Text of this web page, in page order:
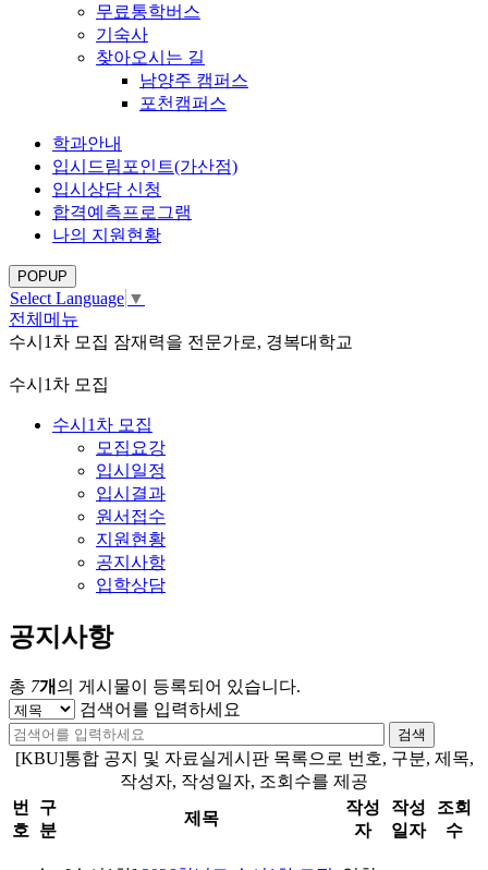
무료통학버스
기숙사
찾아오시는 길
남양주 캠퍼스
포천캠퍼스
학과안내
입시드림포인트(가산점)
입시상담 신청
합격예측프로그램
나의 지원현황
POPUP
Select Language ▼
전체메뉴
수시1차 모집 잠재력을 전문가로, 경복대학교
수시1차 모집
수시1차 모집
모집요강
입시일정
입시결과
원서접수
지원현황
공지사항
입학상담
공지사항
총 7개 의 게시물이 등록되어 있습니다.
검색어를 입력하세요
검색
[KBU]통합 공지 및 자료실게시판 목록으로 번호, 구분, 제목,
작성자, 작성일자, 조회수를 제공
번
호
구
분
제목
작성
자
작성
일자
조회
수